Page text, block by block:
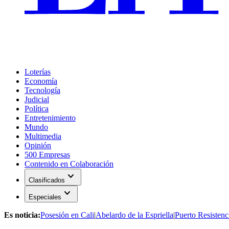
Loterías
Economía
Tecnología
Judicial
Política
Entretenimiento
Mundo
Multimedia
Opinión
500 Empresas
Contenido en Colaboración
Clasificados expand_more
Especiales expand_more
Es noticia:Posesión en Cali|Abelardo de la Espriella|Puerto